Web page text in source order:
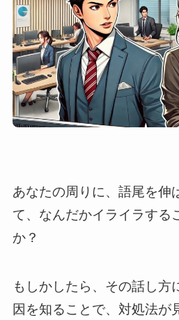
あなたの周りに、語尾を伸
て、なんだかイライラする
か？
もしかしたら、その話し方
因を知ることで、対処法が